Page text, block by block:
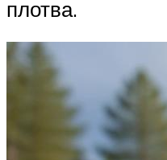
плотва.